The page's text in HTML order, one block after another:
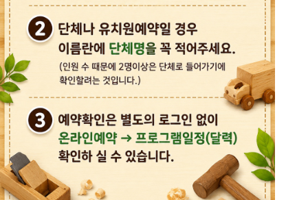
목공체험부터 숲체험 교육까지
다양한 경험을 할 수 있는